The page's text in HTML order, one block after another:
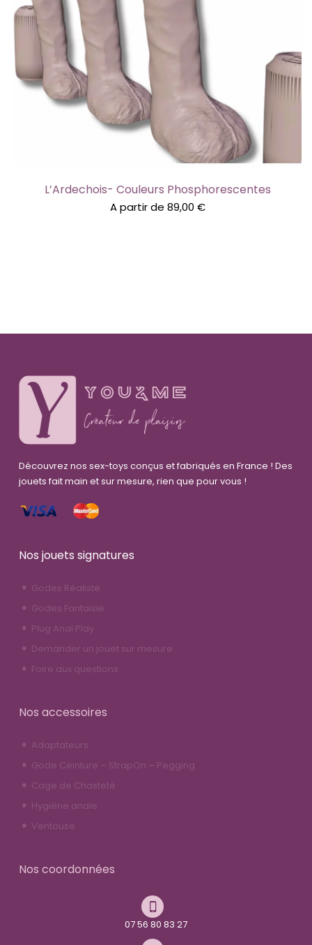
L’Ardechois- Couleurs Phosphorescentes
A partir de 89,00 €
Découvrez nos sex-toys conçus et fabriqués en France ! Des
jouets fait main et sur mesure, rien que pour vous !
Nos jouets signatures
Godes Réaliste
Godes Fantaisie
Plug Anal Play
Demander un jouet sur mesure
Foire aux questions
Nos accessoires
Adaptateurs
Gode Ceinture – StrapOn – Pegging
Cage de Chasteté
Hygiène anale
Ventouse
Nos coordonnées
07 56 80 83 27